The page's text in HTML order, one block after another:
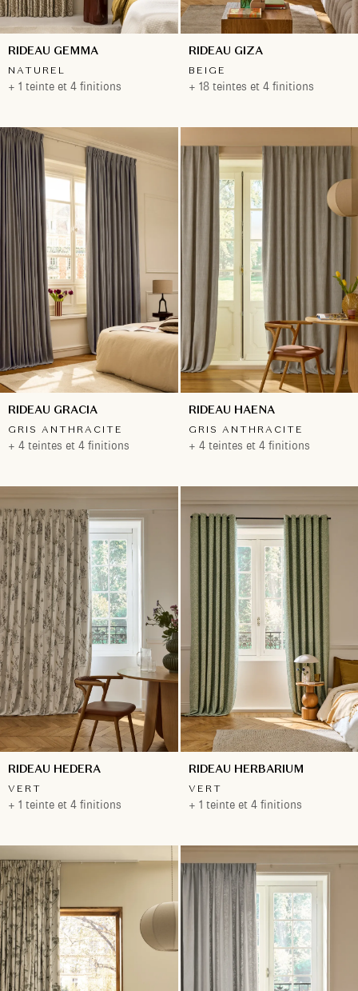
RIDEAU GEMMA
NATUREL
+ 1 teinte et 4 finitions
RIDEAU GIZA
BEIGE
+ 18 teintes et 4 finitions
RIDEAU GRACIA
GRIS ANTHRACITE
+ 4 teintes et 4 finitions
RIDEAU HAENA
GRIS ANTHRACITE
+ 4 teintes et 4 finitions
RIDEAU HEDERA
VERT
+ 1 teinte et 4 finitions
RIDEAU HERBARIUM
VERT
+ 1 teinte et 4 finitions